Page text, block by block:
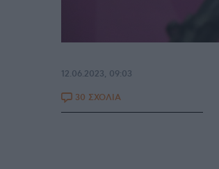
12.06.2023, 09:03
30 ΣΧΟΛΙΑ